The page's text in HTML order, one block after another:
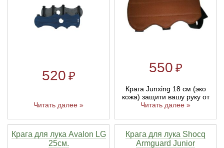
520 ₽
Читать далее »
550 ₽
Крага Junxing 18 см (эко
кожа) защити вашу руку от
Читать далее »
Крага для лука Avalon LG
25см.
Крага для лука Shocq
Armguard Junior
Линейки для настройки лука
Кликеры для лука
Киссеры для лука
Охотничьи ножи